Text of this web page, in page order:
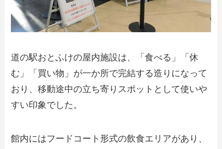
道の駅おとふけの屋内施設は、「食べる」「休
む」「買い物」が一か所で完結する造りになって
おり、移動途中の立ち寄りスポットとして使いや
すい印象でした。
館内にはフードコート形式の飲食エリアがあり、